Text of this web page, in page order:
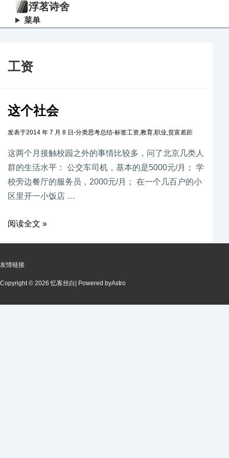
浮茗诗舍
菜单
工资
这个社会
发表于2014 年 7 月 8 日 -分类思考总结-标签工资,教育,职业,贫富差距
这两个月接触校园之外的事情比较多，问了北京几类人
群的生活水平： 公交车司机，基本的是5000元/月； 学
校旁边餐厅的服务员，2000元/月； 在一个几百户的小
区里开一小饭店 …
阅读全文 »
友情链接
Copyright © 2026 忆客丝白 | Powered byAstro